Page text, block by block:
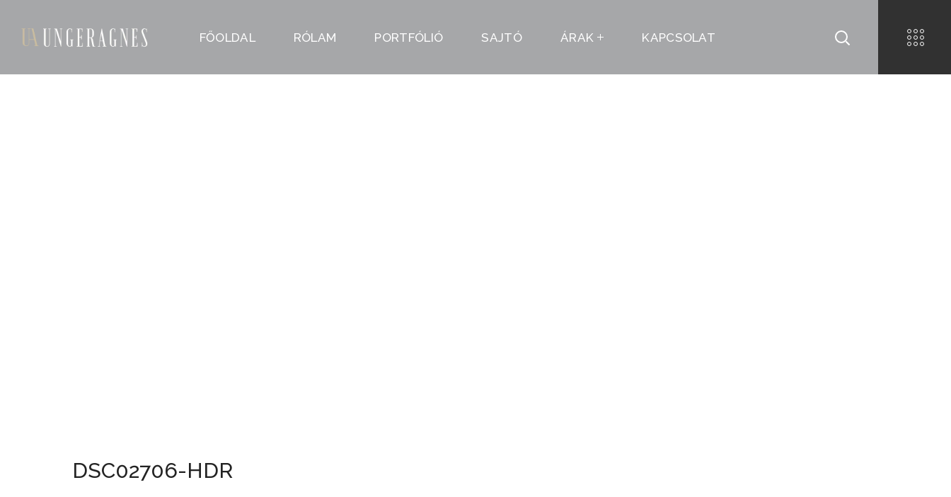
FŐOLDAL RÓLAM PORTFÓLIÓ SAJTÓ ÁRAK KAPCSOLAT
DSC02706-HDR